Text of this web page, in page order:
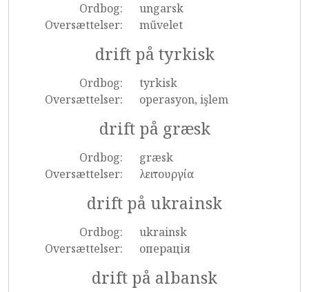
Ordbog:
ungarsk
Oversættelser:
művelet
drift på tyrkisk
Ordbog:
tyrkisk
Oversættelser:
operasyon, işlem
drift på græsk
Ordbog:
græsk
Oversættelser:
λειτουργία
drift på ukrainsk
Ordbog:
ukrainsk
Oversættelser:
операція
drift på albansk